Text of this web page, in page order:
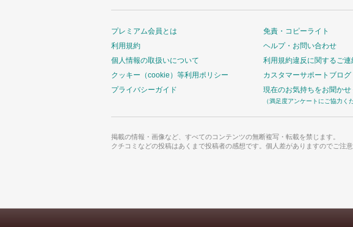
プレミアム会員とは
利用規約
個人情報の取扱いについて
クッキー（cookie）等利用ポリシー
プライバシーガイド
免責・コピーライト
ヘルプ・お問い合わせ
利用規約違反に関するご連
カスタマーサポートブログ
現在のお気持ちをお聞かせ
（満足度アンケートにご協力く
掲載の情報・画像など、すべてのコンテンツの無断複写・転載を禁じます。
クチコミなどの投稿はあくまで投稿者の感想です。個人差がありますのでご注意